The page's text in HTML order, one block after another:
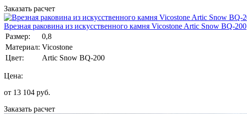
Заказать расчет
Врезная раковина из искусственного камня Vicostone Artic Snow BQ-200
Размер:
0,8
Материал: Vicostone
Цвет:
Artic Snow BQ-200
Цена:
от 13 104 руб.
Заказать расчет